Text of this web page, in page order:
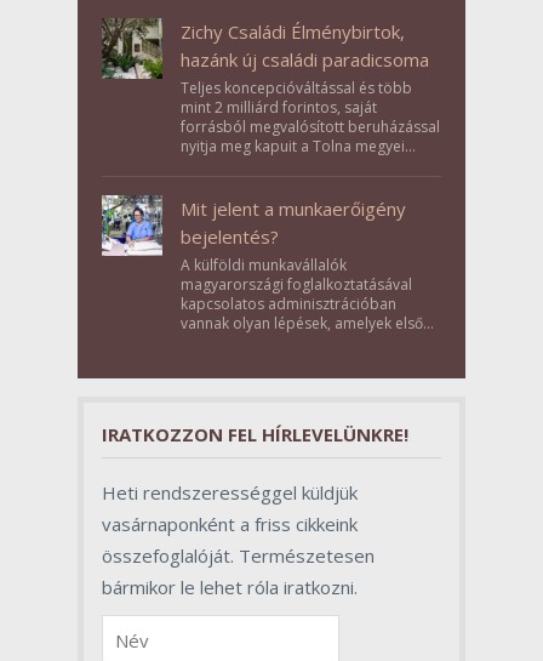
Zichy Családi Élménybirtok,
hazánk új családi paradicsoma
Teljes koncepcióváltással és több
mint 2 milliárd forintos, saját
forrásból megvalósított beruházással
nyitja meg kapuit a Tolna megyei
Mit jelent a munkaerőigény
bejelentés?
A külföldi munkavállalók
magyarországi foglalkoztatásával
kapcsolatos adminisztrációban
vannak olyan lépések, amelyek első
szerepet töltenek be az egész
IRATKOZZON FEL HÍRLEVELÜNKRE!
Heti rendszerességgel küldjük
vasárnaponként a friss cikkeink
összefoglalóját. Természetesen
bármikor le lehet róla iratkozni.